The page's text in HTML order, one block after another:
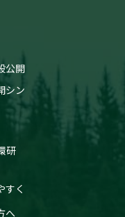
公開
シン
研
すく
へ